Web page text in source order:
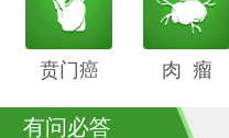
贲门癌 阴茎癌肉 瘤
有问必答